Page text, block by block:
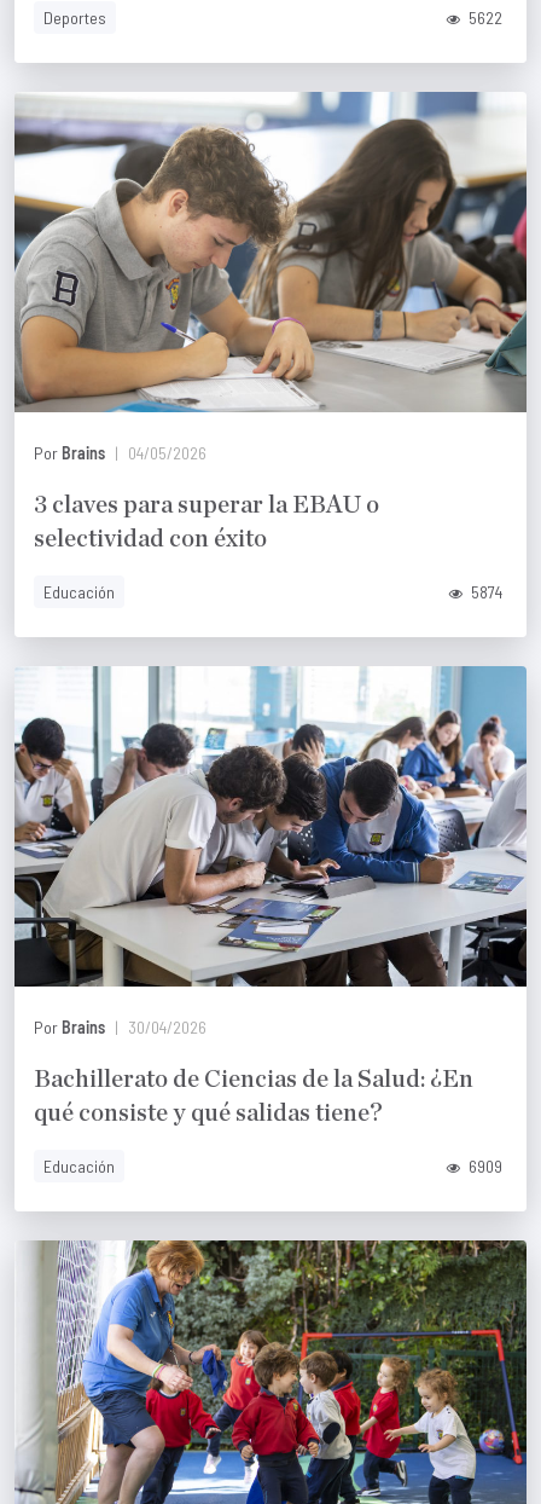
Deportes 5622
Por Brains 04/05/2026
3 claves para superar la EBAU o
selectividad con éxito
Educación 5874
Por Brains 30/04/2026
Bachillerato de Ciencias de la Salud: ¿En
qué consiste y qué salidas tiene?
Educación 6909